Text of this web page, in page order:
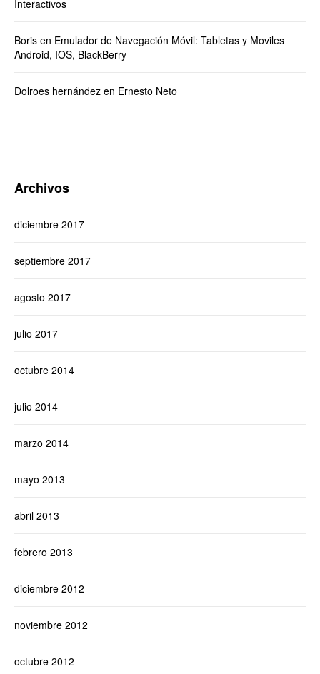
Interactivos
Boris en Emulador de Navegación Móvil: Tabletas y Moviles
Android, IOS, BlackBerry
Dolroes hernández en Ernesto Neto
Archivos
diciembre 2017
septiembre 2017
agosto 2017
julio 2017
octubre 2014
julio 2014
marzo 2014
mayo 2013
abril 2013
febrero 2013
diciembre 2012
noviembre 2012
octubre 2012